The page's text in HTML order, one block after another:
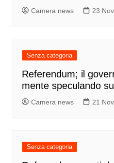
Camera news 23
Senza categoria
Referendum; il
mente speculando
Camera news 21
Senza categoria